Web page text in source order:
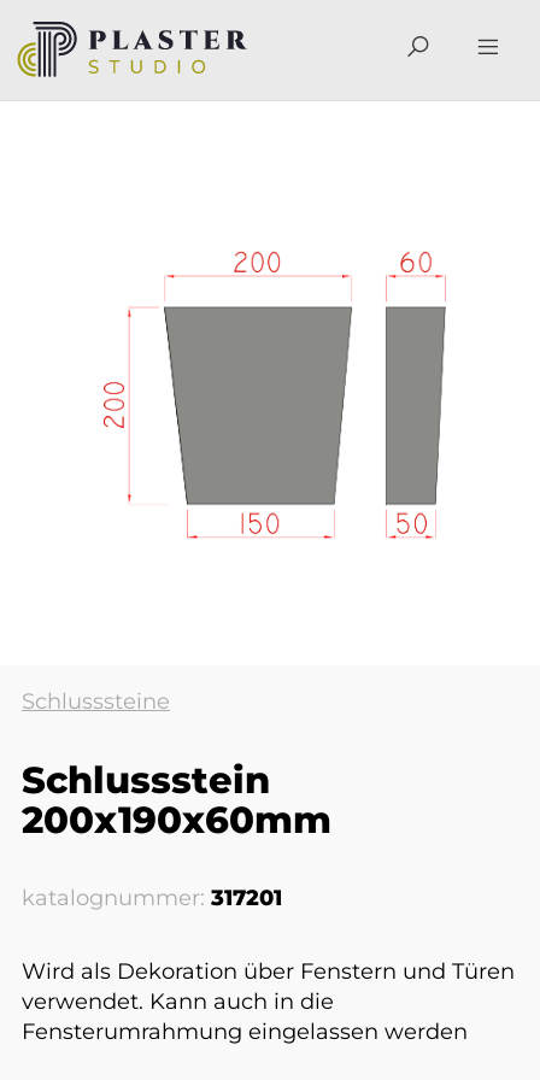
Schlusssteine
Schlussstein
200x190x60mm
katalognummer: 317201
Wird als Dekoration über Fenstern und Türen
verwendet. Kann auch in die
Fensterumrahmung eingelassen werden